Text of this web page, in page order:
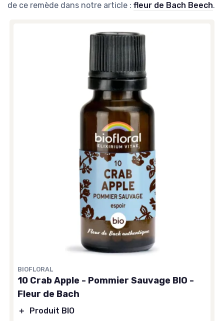
de ce remède dans notre article : fleur de Bach Beech.
BIOFLORAL
10 Crab Apple - Pommier Sauvage BIO -
Fleur de Bach
＋
Produit BIO